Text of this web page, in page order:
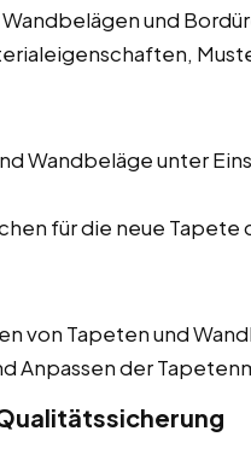
und
Wandbeläge unter
für die neue Tapete
von Tapeten und
Anpassen der